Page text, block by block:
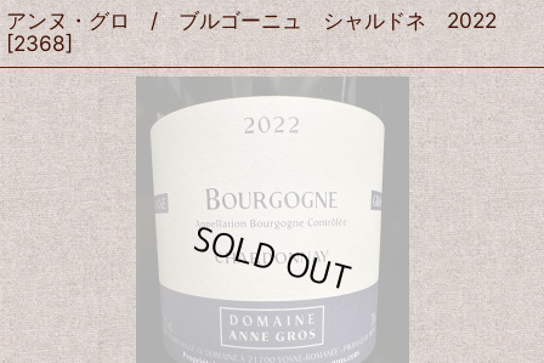
アンヌ・グロ / ブルゴーニュ シャルドネ 2022
[2368]